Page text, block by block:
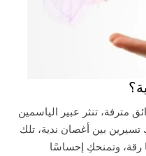
تنثر عبير الياسمين
تسيرين بين أغصان ندية، تلك
رقة، وتمنحكِ إحساسًا